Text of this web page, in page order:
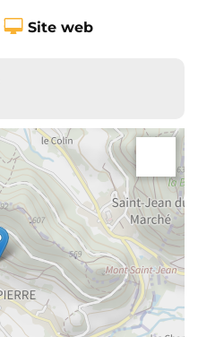
Site web